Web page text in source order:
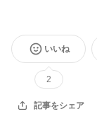
いいね
2
記事をシェア